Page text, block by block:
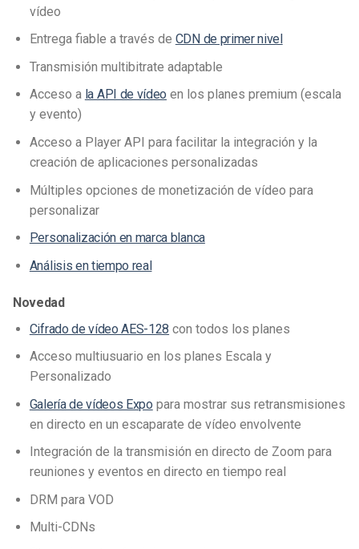
vídeo
Entrega fiable a través de CDN de primer nivel
Transmisión multibitrate adaptable
Acceso a la API de vídeo en los planes premium (escala
y evento)
Acceso a Player API para facilitar la integración y la
creación de aplicaciones personalizadas
Múltiples opciones de monetización de vídeo para
personalizar
Personalización en marca blanca
Análisis en tiempo real
Novedad
Cifrado de vídeo AES-128 con todos los planes
Acceso multiusuario en los planes Escala y
Personalizado
Galería de vídeos Expo para mostrar sus retransmisiones
en directo en un escaparate de vídeo envolvente
Integración de la transmisión en directo de Zoom para
reuniones y eventos en directo en tiempo real
DRM para VOD
Multi-CDNs